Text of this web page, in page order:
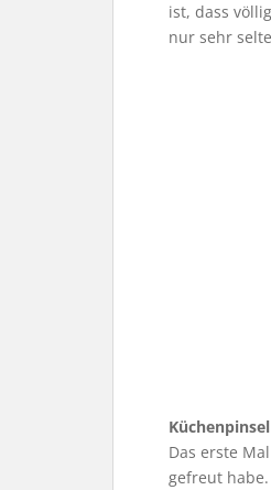
ist, dass
nur sehr
Das erste
gefreut